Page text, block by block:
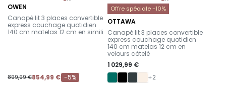
OWEN
-
Canapé lit 3 places convertible
express couchage quotidien
140 cm matelas 12 cm en simili
899,99 €854,99 € -5%
Offre spéciale -10%
OTTAWA
-
Canapé lit 3 places convertible
express couchage quotidien
140 cm matelas 12 cm en
velours côtelé
1 029,99 €
+2